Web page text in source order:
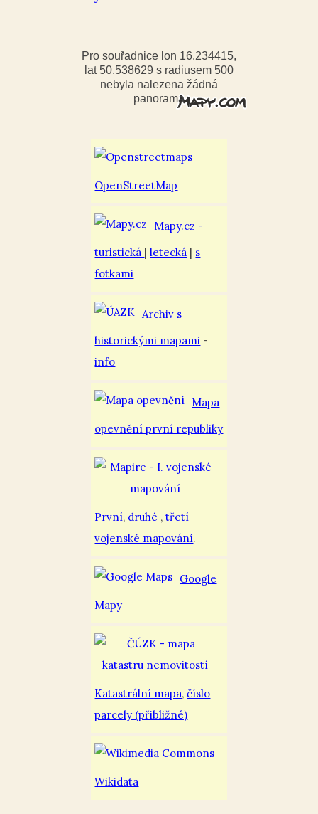
Pro souřadnice lon 16.234415,
lat 50.538629 s radiusem 500
nebyla nalezena žádná
panorama
OpenStreetMap
Mapy.cz -
turistická |letecká | s
fotkami
Archiv s
historickými mapami -
info
Mapa
opevnění první republiky
První, druhé ,třetí
vojenské mapování.
Google
Mapy
Katastrální mapa,číslo
parcely (přibližné)
Wikidata